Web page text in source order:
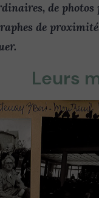
de
de
Leurs